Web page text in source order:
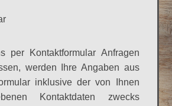
per Kontaktformular Anfragen
werden Ihre Angaben aus
inklusive der von Ihnen
Kontaktdaten zwecks